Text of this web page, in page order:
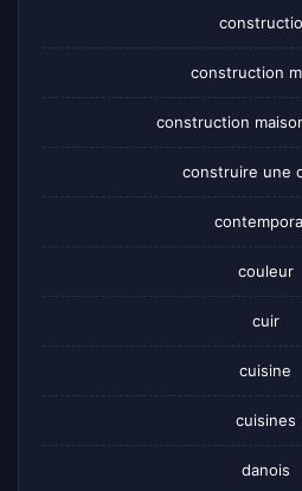
construction
construction
construire une
couleur
cuir
cuisine
cuisines
danois